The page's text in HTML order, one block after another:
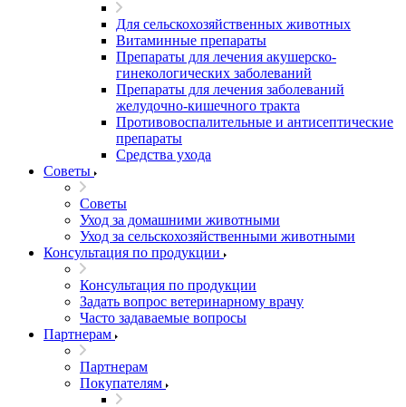
Для сельскохозяйственных животных
Витаминные препараты
Препараты для лечения акушерско-
гинекологических заболеваний
Препараты для лечения заболеваний
желудочно-кишечного тракта
Противовоспалительные и антисептические
препараты
Средства ухода
Советы
Советы
Уход за домашними животными
Уход за сельскохозяйственными животными
Консультация по продукции
Консультация по продукции
Задать вопрос ветеринарному врачу
Часто задаваемые вопросы
Партнерам
Партнерам
Покупателям